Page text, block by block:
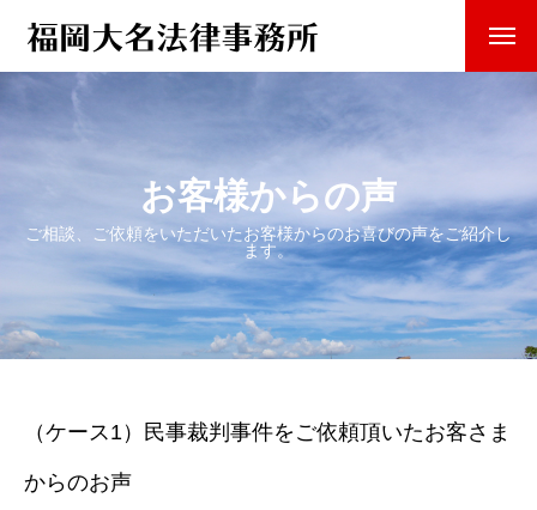
お客様からの声
ご相談、ご依頼をいただいたお客様からのお喜びの声をご紹介し
ます。
（ケース1）民事裁判事件をご依頼頂いたお客さま
からのお声